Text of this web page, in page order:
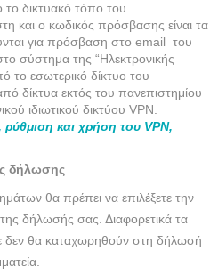
το δικτυακό τόπο του
και ο κωδικός πρόσβασης είναι τα
για πρόσβαση στο email του
σύστημα της “Ηλεκτρονικής
το εσωτερικό δίκτυο του
δίκτυα εκτός του πανεπιστημίου
ιδιωτικού δικτύου VPN.
και χρήση του VPN,
δήλωσης
θα πρέπει να επιλέξετε την
δήλωσής σας. Διαφορετικά τα
δεν θα καταχωρηθούν στη δήλωσή